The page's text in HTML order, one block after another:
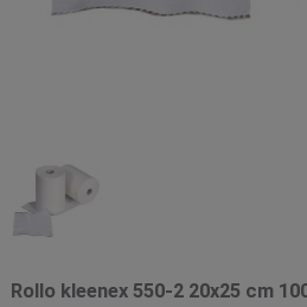
Rollo kleenex 550-2 20x25 cm